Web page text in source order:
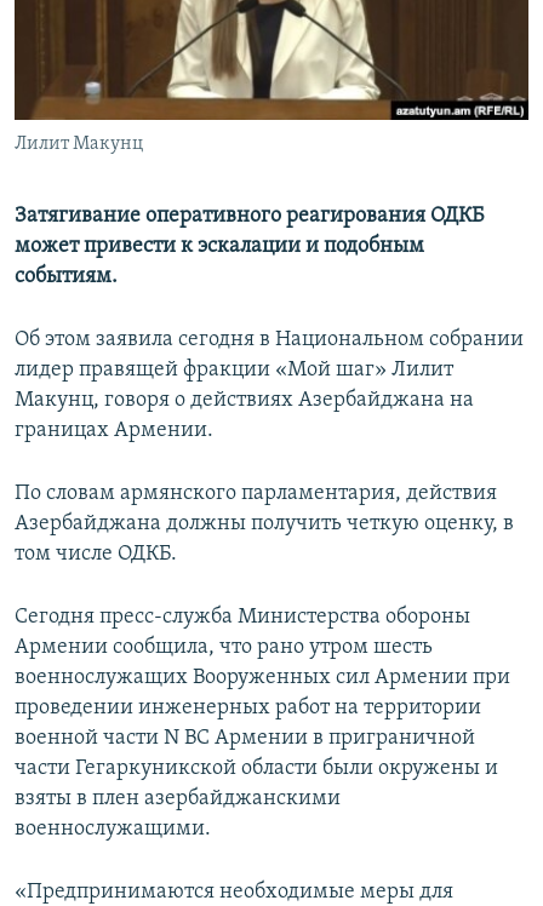
English
Русский
Лилит Макунц
Затягивание оперативного реагирования ОДКБ
может привести к эскалации и подобным
событиям.
Об этом заявила сегодня в Национальном собрании
лидер правящей фракции «Мой шаг» Лилит
Макунц, говоря о действиях Азербайджана на
границах Армении.
По словам армянского парламентария, действия
Азербайджана должны получить четкую оценку, в
том числе ОДКБ.
Сегодня пресс-служба Министерства обороны
Армении сообщила, что рано утром шесть
военнослужащих Вооруженных сил Армении при
проведении инженерных работ на территории
военной части N ВС Армении в приграничной
части Гегаркуникской области были окружены и
взяты в плен азербайджанскими
военнослужащими.
«Предпринимаются необходимые меры для